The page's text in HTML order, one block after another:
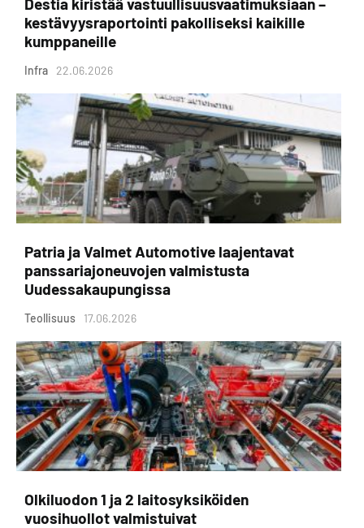
kestävyysraportointi pakolliseksi kaikille
kumppaneille
Infra 22.06.2026
Patria ja Valmet Automotive laajentavat
panssariajoneuvojen valmistusta
Uudessakaupungissa
Teollisuus 17.06.2026
Olkiluodon 1 ja 2 laitosyksiköiden
vuosihuollot valmistuivat